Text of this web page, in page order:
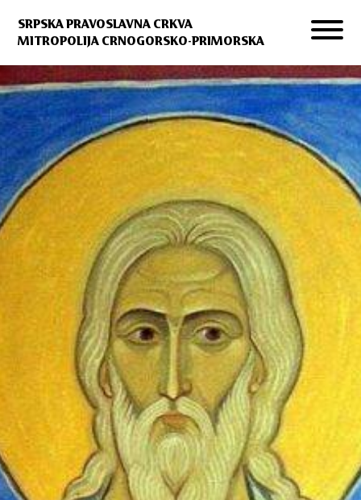
SRPSKA PRAVOSLAVNA CRKVA
MITROPOLIJA CRNOGORSKO-PRIMORSKA